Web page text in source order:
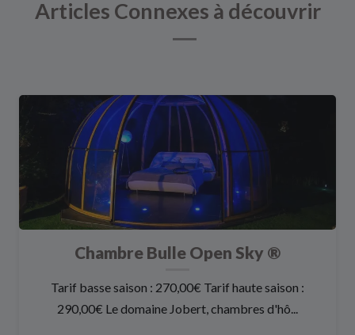
Articles Connexes à découvrir
Chambre Bulle Open Sky ®
Tarif basse saison : 270,00€ Tarif haute saison :
290,00€ Le domaine Jobert, chambres d'hô...